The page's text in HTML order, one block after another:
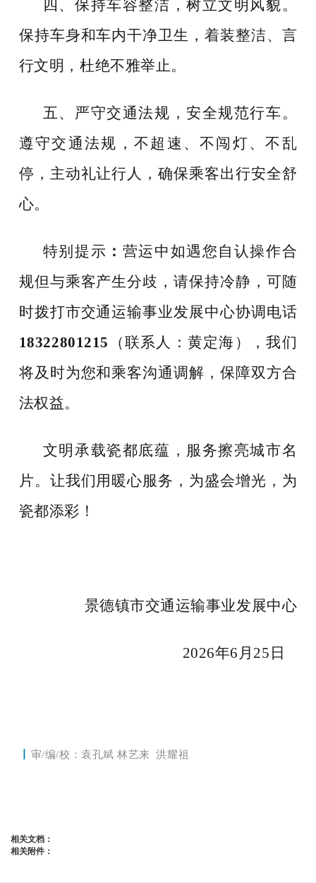
四、保持车容整洁，树立文明风貌。
保持车身和车内干净卫生，着装整洁、言
行文明，杜绝不雅举止。
五、严守交通法规，安全规范行车。
遵守交通法规，不超速、不闯灯、不乱
停，主动礼让行人，确保乘客出行安全舒
心。
特别提示 ： 营运中如遇您自认操作合
规但与乘客产生分歧，请保持冷静，可随
时拨打市交通运输事业发展中心协调电话
18322801215 （联系人：黄定海），我们
将及时为您和乘客沟通调解，保障双方合
法权益。
文明承载瓷都底蕴，服务擦亮城市名
片。让我们用暖心服务，为盛会增光，为
瓷都添彩！
景德镇市交通运输事业发展中心
2026年6月 25 日
审/编/校：袁孔斌 林艺来 洪耀祖
相关文档：
相关附件：